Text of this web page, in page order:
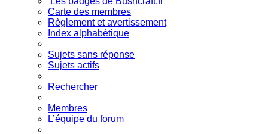
Carte des membres
Règlement et avertissement
Index alphabétique
Sujets sans réponse
Sujets actifs
Rechercher
Membres
L’équipe du forum